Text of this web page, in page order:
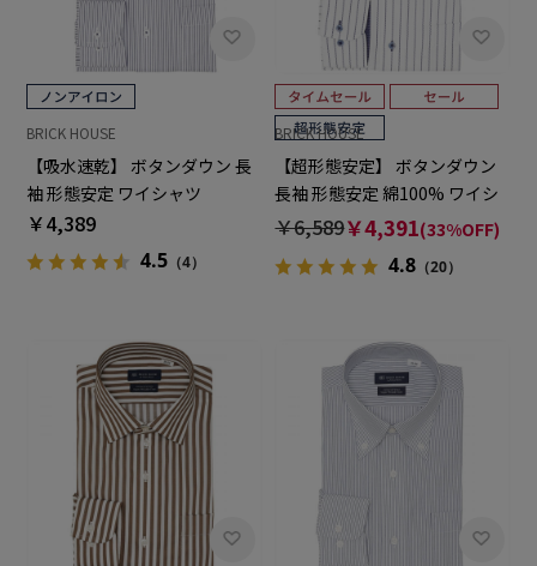
BRICK HOUSE
【吸水速乾】 ボタンダウン 長
袖 形態安定 ワイシャツ
￥4,389
4.5（4）
BRICK HOUSE
【超形態安定】 ボタンダウン
長袖 形態安定 綿100% ワイシ
ャツ
￥6,589￥4,391(33%OFF)
4.8 （20）